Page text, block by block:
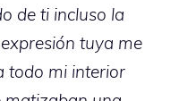
de ti incluso la
tuya me
todo mi interior